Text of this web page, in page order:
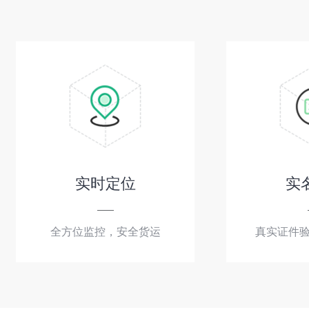
实时定位
全方位监控，安全货运
实
真实证件